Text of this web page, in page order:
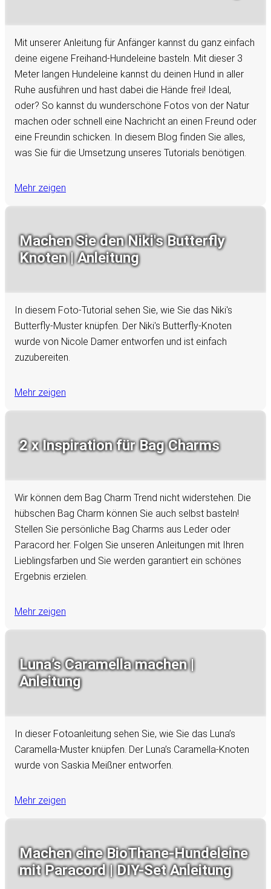
Mit unserer Anleitung für Anfänger kannst du ganz einfach
deine eigene Freihand-Hundeleine basteln. Mit dieser 3
Meter langen Hundeleine kannst du deinen Hund in aller
Ruhe ausführen und hast dabei die Hände frei! Ideal,
oder? So kannst du wunderschöne Fotos von der Natur
machen oder schnell eine Nachricht an einen Freund oder
eine Freundin schicken. In diesem Blog finden Sie alles,
was Sie für die Umsetzung unseres Tutorials benötigen.
Mehr zeigen
Machen Sie den Niki's Butterfly
Knoten | Anleitung
In diesem Foto-Tutorial sehen Sie, wie Sie das Niki's
Butterfly-Muster knüpfen. Der Niki's Butterfly-Knoten
wurde von Nicole Damer entworfen und ist einfach
zuzubereiten.
Mehr zeigen
2 x Inspiration für Bag Charms
Wir können dem Bag Charm Trend nicht widerstehen. Die
hübschen Bag Charm können Sie auch selbst basteln!
Stellen Sie persönliche Bag Charms aus Leder oder
Paracord her. Folgen Sie unseren Anleitungen mit Ihren
Lieblingsfarben und Sie werden garantiert ein schönes
Ergebnis erzielen.
Mehr zeigen
Luna’s Caramella machen |
Anleitung
In dieser Fotoanleitung sehen Sie, wie Sie das Luna’s
Caramella-Muster knüpfen. Der Luna’s Caramella-Knoten
wurde von Saskia Meißner entworfen.
Mehr zeigen
Machen eine BioThane-Hundeleine
mit Paracord | DIY-Set Anleitung